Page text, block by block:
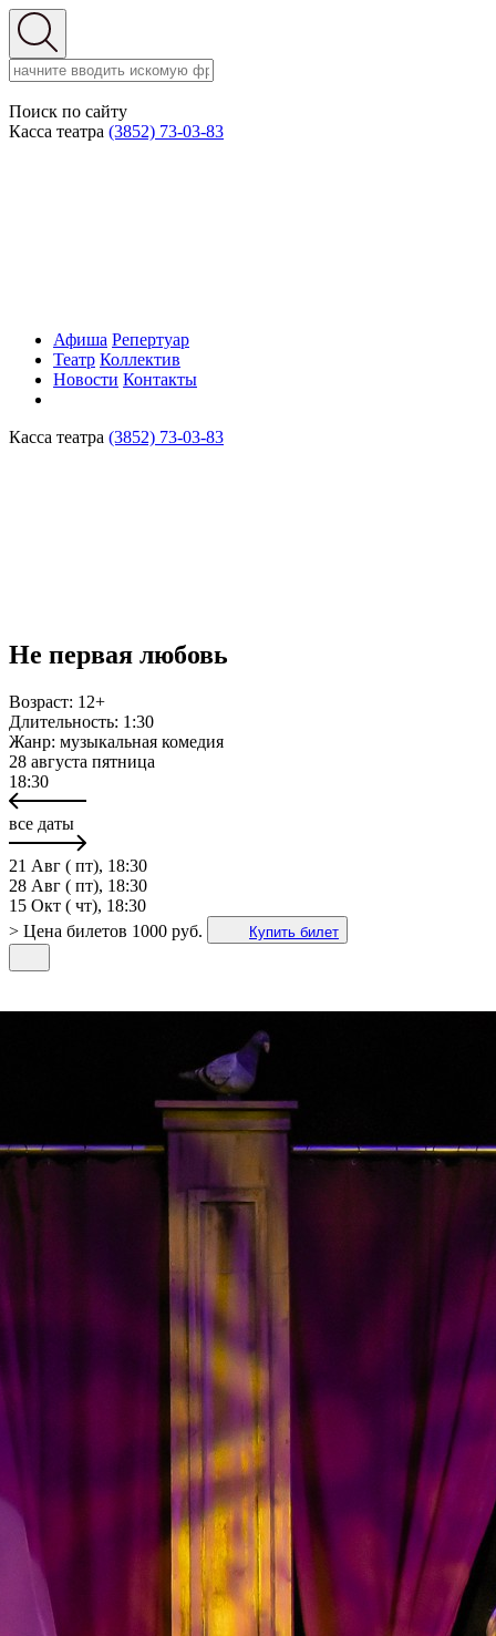
Поиск по сайту
Касса театра (3852) 73-03-83
Афиша Репертуар
Театр Коллектив
Новости Контакты
Касса театра (3852) 73-03-83
Не первая любовь
Возраст: 12+
Длительность: 1:30
Жанр: музыкальная комедия
28 августа пятница
18:30
все даты
21 Авг ( пт), 18:30
28 Авг ( пт), 18:30
15 Окт ( чт), 18:30
> Цена билетов 1000 руб. Купить билет